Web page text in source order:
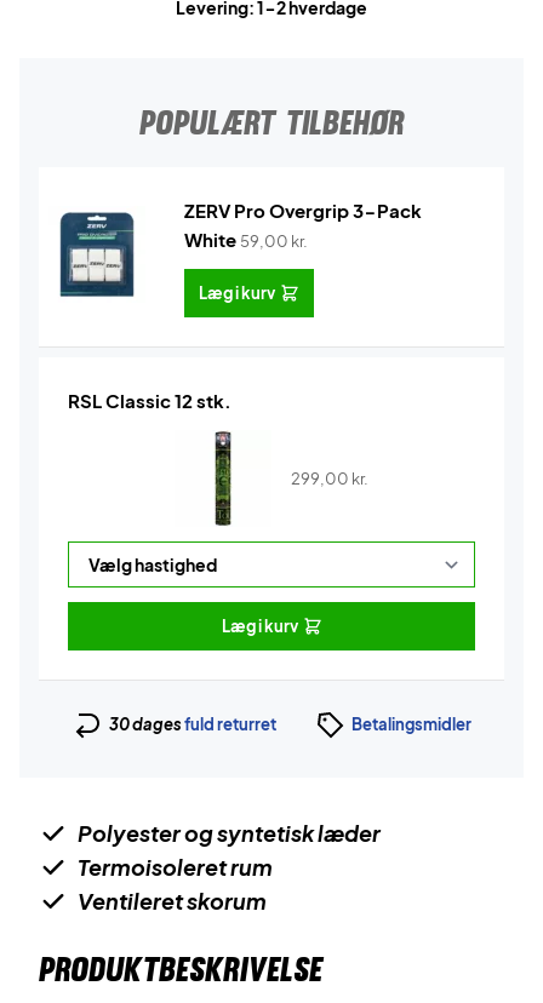
Levering: 1-2 hverdage
POPULÆRT TILBEHØR
ZERV Pro Overgrip 3-Pack
White 59,00 kr.
Læg i kurv
RSL Classic 12 stk.
299,00 kr.
Læg i kurv
30 dagesfuld returret Betalingsmidler
Polyester og syntetisk læder
Termoisoleret rum
Ventileret skorum
PRODUKTBESKRIVELSE